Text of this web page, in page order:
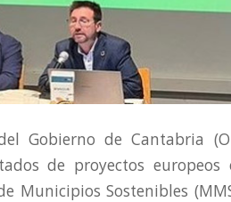
Gobierno de Cantabria
de proyectos europeos
Municipios Sostenibles